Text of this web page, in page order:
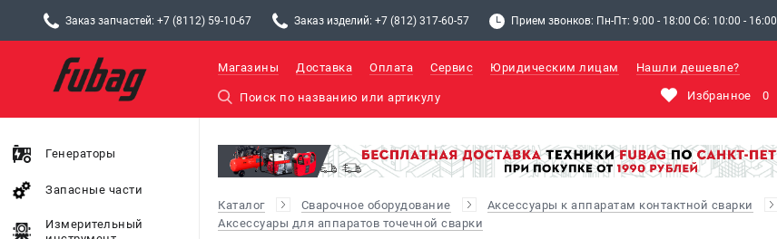
Заказ запчастей: +7 (8112) 59-10-67 Заказ изделий: +7 (812) 317-60-57 Прием звонков: Пн-Пт: 9:00 - 18:00 Сб: 10:00 - 16:00
Магазины Доставка Оплата Сервис Юридическим лицам Нашли дешевле?
Избранное 0
Генераторы
Запасные части
Измерительный
Каталог Сварочное оборудование
Аксессуары к аппаратам контактной сварки
Аксессуары для аппаратов точечной сварки